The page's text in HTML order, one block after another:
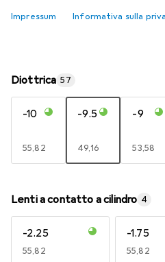
Impressum Informativa sulla
Diottrica 57
-10
EUR
55,82
-9.5
EUR
49,16
-9
EUR
53,58
Lenti a contatto a cilindro 4
-2.25
EUR
55,82
-1.75
EUR
55,82